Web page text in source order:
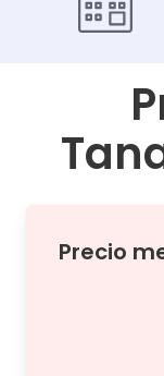
Precio